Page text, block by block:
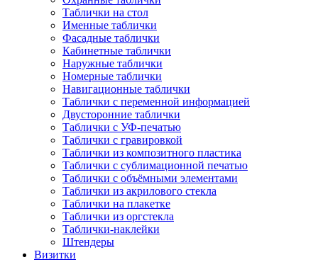
Таблички на стол
Именные таблички
Фасадные таблички
Кабинетные таблички
Наружные таблички
Номерные таблички
Навигационные таблички
Таблички с переменной информацией
Двусторонние таблички
Таблички с УФ-печатью
Таблички с гравировкой
Таблички из композитного пластика
Таблички с сублимационной печатью
Таблички с объёмными элементами
Таблички из акрилового стекла
Таблички на плакетке
Таблички из оргстекла
Таблички-наклейки
Штендеры
Визитки